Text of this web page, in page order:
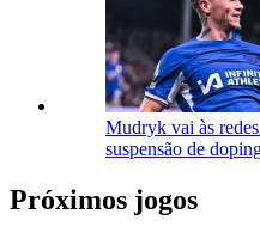
Mudryk vai às
suspensão de
Próximos jogos